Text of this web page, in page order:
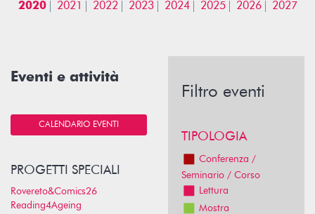
2020
2021 2022 2023 2024 2025 2026 2027
Eventi e attività
CALENDARIO EVENTI
PROGETTI SPECIALI
Rovereto&Comics26
Reading4Ageing
Filtro eventi
TIPOLOGIA
Conferenza /
Seminario / Corso
Lettura
Mostra